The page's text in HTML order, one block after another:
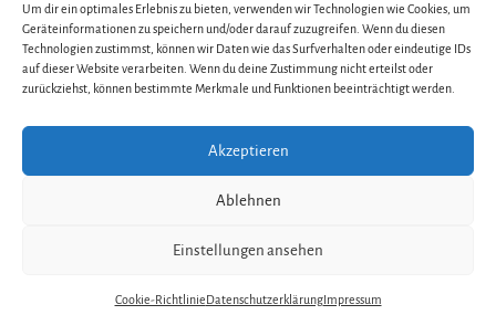
Um dir ein optimales Erlebnis zu bieten, verwenden wir Technologien wie Cookies, um
Geräteinformationen zu speichern und/oder darauf zuzugreifen. Wenn du diesen
Technologien zustimmst, können wir Daten wie das Surfverhalten oder eindeutige IDs
auf dieser Website verarbeiten. Wenn du deine Zustimmung nicht erteilst oder
zurückziehst, können bestimmte Merkmale und Funktionen beeinträchtigt werden.
Akzeptieren
Ablehnen
Einstellungen ansehen
Cookie-RichtlinieDatenschutzerklärungImpressum
Sidebar
Impressum
Datenschutzerklärung
Copyright © 2022Rudolf Steiner-Schule Nürnberg (WM)